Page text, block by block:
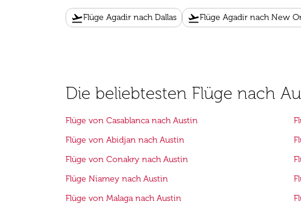
flight_takeoffFlüge Agadir nach Dallas flight_takeoffFlüge Agadir nach New
Die beliebtesten Flüge nach
Flüge von Casablanca nach Austin
Flüge von Abidjan nach Austin
Flüge von Conakry nach Austin
Flüge Niamey nach Austin
Flüge von Malaga nach Austin